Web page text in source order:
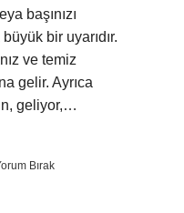
başınızı
bir uyarıdır.
ve temiz
gelir. Ayrıca
geliyor,…
Bırak